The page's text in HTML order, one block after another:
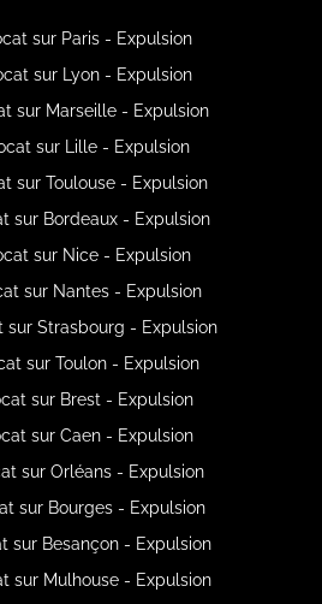
sur Paris - Expulsion
sur Lyon - Expulsion
sur Marseille - Expulsion
sur Lille - Expulsion
sur Toulouse - Expulsion
sur Bordeaux - Expulsion
sur Nice - Expulsion
sur Nantes - Expulsion
sur Strasbourg - Expulsion
sur Toulon - Expulsion
sur Brest - Expulsion
sur Caen - Expulsion
sur Orléans - Expulsion
sur Bourges - Expulsion
sur Besançon - Expulsion
sur Mulhouse - Expulsion